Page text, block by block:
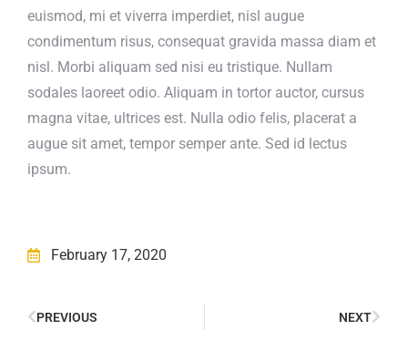
euismod, mi et viverra imperdiet, nisl augue
condimentum risus, consequat gravida massa diam et
nisl. Morbi aliquam sed nisi eu tristique. Nullam
sodales laoreet odio. Aliquam in tortor auctor, cursus
magna vitae, ultrices est. Nulla odio felis, placerat a
augue sit amet, tempor semper ante. Sed id lectus
ipsum.
February 17, 2020
PREVIOUS NEXT